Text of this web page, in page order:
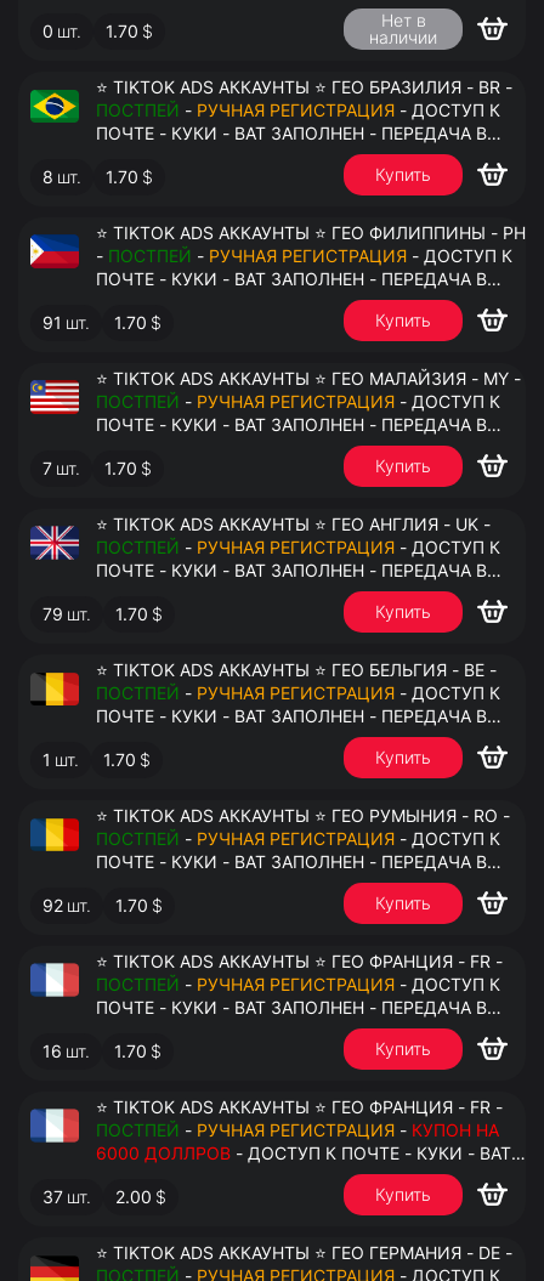
0 шт. 1.70 $
Нет в
наличии
⭐ TIKTOK ADS АККАУНТЫ ⭐ ГЕО БРАЗИЛИЯ - BR -
ПОСТПЕЙ - РУЧНАЯ РЕГИСТРАЦИЯ - ДОСТУП К
ПОЧТЕ - КУКИ - ВАТ ЗАПОЛНЕН - ПЕРЕДАЧА В
8 шт. 1.70 $ Купить
⭐ TIKTOK ADS АККАУНТЫ ⭐ ГЕО ФИЛИППИНЫ - PH
- ПОСТПЕЙ - РУЧНАЯ РЕГИСТРАЦИЯ - ДОСТУП К
ПОЧТЕ - КУКИ - ВАТ ЗАПОЛНЕН - ПЕРЕДАЧА В
91 шт. 1.70 $ Купить
⭐ TIKTOK ADS АККАУНТЫ ⭐ ГЕО МАЛАЙЗИЯ - MY -
ПОСТПЕЙ - РУЧНАЯ РЕГИСТРАЦИЯ - ДОСТУП К
ПОЧТЕ - КУКИ - ВАТ ЗАПОЛНЕН - ПЕРЕДАЧА В
7 шт. 1.70 $ Купить
⭐ TIKTOK ADS АККАУНТЫ ⭐ ГЕО АНГЛИЯ - UK -
ПОСТПЕЙ - РУЧНАЯ РЕГИСТРАЦИЯ - ДОСТУП К
ПОЧТЕ - КУКИ - ВАТ ЗАПОЛНЕН - ПЕРЕДАЧА В
79 шт. 1.70 $ Купить
⭐ TIKTOK ADS АККАУНТЫ ⭐ ГЕО БЕЛЬГИЯ - BE -
ПОСТПЕЙ - РУЧНАЯ РЕГИСТРАЦИЯ - ДОСТУП К
ПОЧТЕ - КУКИ - ВАТ ЗАПОЛНЕН - ПЕРЕДАЧА В
1 шт. 1.70 $ Купить
⭐ TIKTOK ADS АККАУНТЫ ⭐ ГЕО РУМЫНИЯ - RO -
ПОСТПЕЙ - РУЧНАЯ РЕГИСТРАЦИЯ - ДОСТУП К
ПОЧТЕ - КУКИ - ВАТ ЗАПОЛНЕН - ПЕРЕДАЧА В
92 шт. 1.70 $ Купить
⭐ TIKTOK ADS АККАУНТЫ ⭐ ГЕО ФРАНЦИЯ - FR -
ПОСТПЕЙ - РУЧНАЯ РЕГИСТРАЦИЯ
ПОЧТЕ - КУКИ - ВАТ ЗАПОЛНЕН - ПЕРЕДАЧА В
16 шт. 1.70 $ Купить
⭐ TIKTOK ADS АККАУНТЫ ⭐ ГЕО ФРАНЦИЯ - FR -
ПОСТПЕЙ - РУЧНАЯ РЕГИСТРАЦИЯ - КУПОН НА
6000 ДОЛЛРОВ - ДОСТУП К ПОЧТЕ - КУКИ - ВАТ
ЗАПОЛНЕН - ПЕРЕДАЧА В АНТИДЕТЕКТ
37 шт. 2.00 $ Купить
⭐ TIKTOK ADS АККАУНТЫ ⭐ ГЕО ГЕРМАНИЯ - DE -
ПОСТПЕЙ - РУЧНАЯ РЕГИСТРАЦИЯ - ДОСТУП К